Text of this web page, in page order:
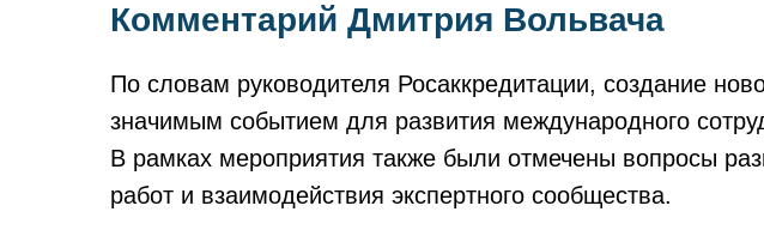
Комментарий Дмитрия Вольвача
По словам руководителя Росаккредитации, создание
значимым событием для развития международного
В рамках мероприятия также были отмечены вопросы
работ и взаимодействия экспертного сообщества.